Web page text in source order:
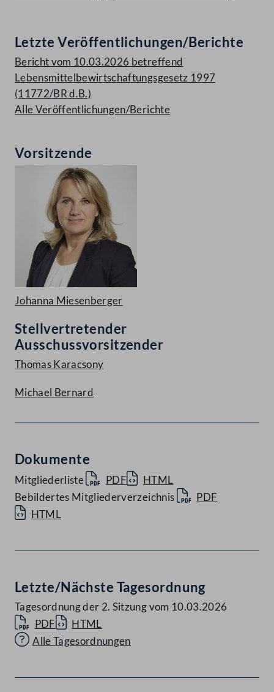
Letzte Veröffentlichungen/Berichte
Bericht vom 10.03.2026 betreffend
Lebensmittelbewirtschaftungsgesetz 1997
(11772/BR d.B.)
Alle Veröffentlichungen/Berichte
Vorsitzende
Johanna Miesenberger
Stellvertretender
Ausschussvorsitzender
Thomas Karacsony
Michael Bernard
Dokumente
Mitgliederliste PDF
HTML
Bebildertes Mitgliederverzeichnis
PDF
HTML
Letzte/Nächste Tagesordnung
Tagesordnung der 2. Sitzung vom 10.03.2026
PDF
HTML
Alle Tagesordnungen